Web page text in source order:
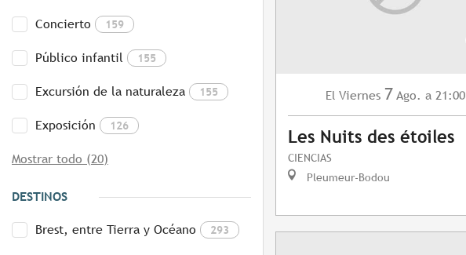
Concierto 159
Público infantil 155
Excursión de la naturaleza 155
Exposición 126
Mostrar todo (20)
DESTINOS
Brest, entre Tierra y Océano 293
El Viernes 7 Ago. a 21:00
Les Nuits des étoiles
CIENCIAS
Pleumeur-Bodou